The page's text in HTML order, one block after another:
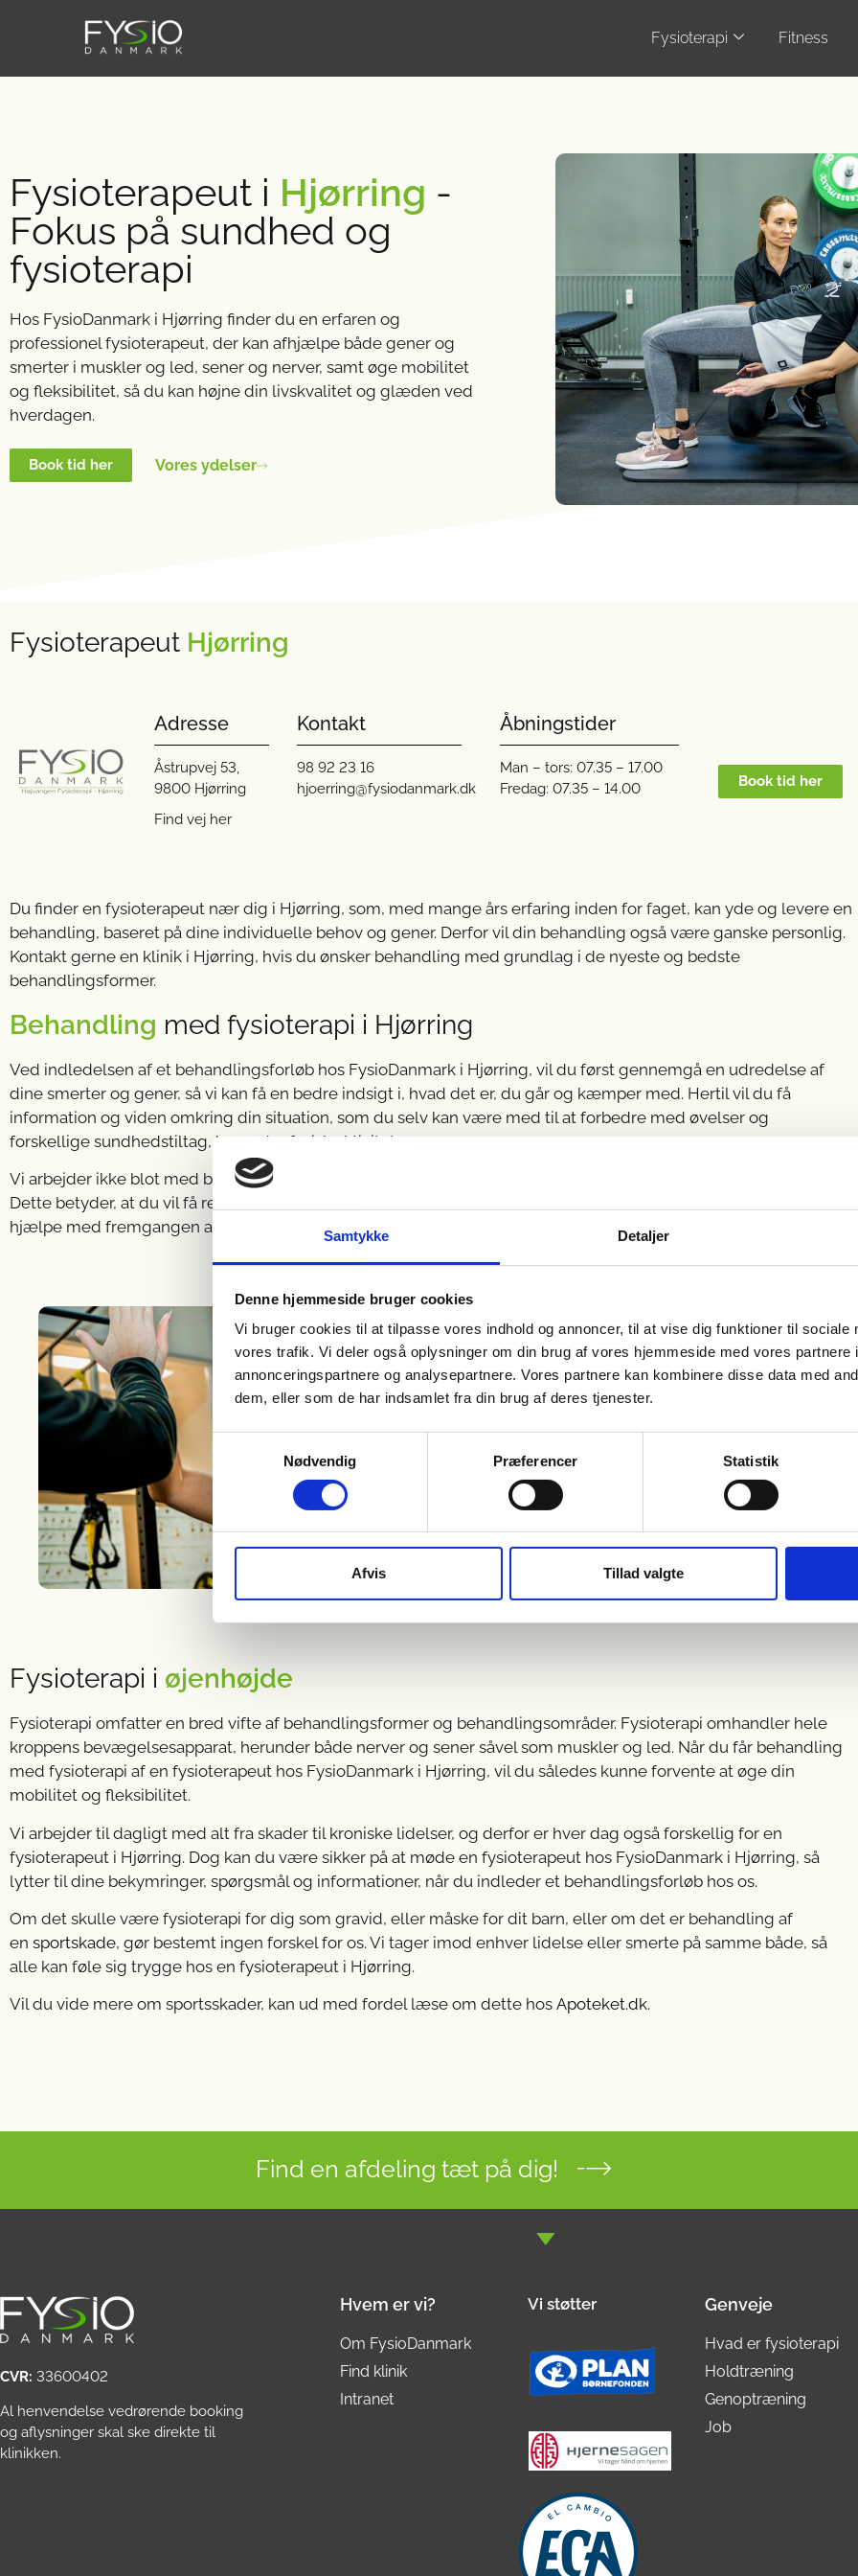
Samtykke Detaljer
Denne hjemmeside bruger cookies
Vi bruger cookies til at tilpasse vores indhold og annoncer, til at vise dig funktioner til sociale
vores trafik. Vi deler også oplysninger om din brug af vores hjemmeside med vores partnere
annonceringspartnere og analysepartnere. Vores partnere kan kombinere disse data med
dem, eller som de har indsamlet fra din brug af deres tjenester.
Nødvendig
Præferencer Statistik
Afvis Tillad valgte
Fysioterapi Fitness
Fysioterapeut i Hjørring -
Fokus på sundhed og
fysioterapi
Hos FysioDanmark i Hjørring finder du en erfaren og
professionel fysioterapeut, der kan afhjælpe både gener og
smerter i muskler og led, sener og nerver, samt øge mobilitet
og fleksibilitet, så du kan højne din livskvalitet og glæden ved
hverdagen.
Book tid her Vores ydelser
Fysioterapeut Hjørring
Adresse
Åstrupvej 53,
9800 Hjørring
Find vej her
Kontakt
98 92 23 16
hjoerring@fysiodanmark.dk
Åbningstider
Man – tors: 07.35 – 17.00
Fredag: 07.35 – 14.00
Book tid her
Du finder en fysioterapeut nær dig i Hjørring, som, med mange års erfaring inden for faget, kan yde og levere en
behandling, baseret på dine individuelle behov og gener. Derfor vil din behandling også være ganske personlig.
Kontakt gerne en klinik i Hjørring, hvis du ønsker behandling med grundlag i de nyeste og bedste
behandlingsformer.
Behandling med fysioterapi i Hjørring
Ved indledelsen af et behandlingsforløb hos FysioDanmark i Hjørring, vil du først gennemgå en udredelse af
dine smerter og gener, så vi kan få en bedre indsigt i, hvad det er, du går og kæmper med. Hertil vil du få
information og viden omkring din situation, som du selv kan være med til at forbedre med øvelser og
forskellige sundhedstiltag, herunder fysisk aktivitet.
Vi arbejder ikke blot med behandling hos en fysioterapeut, men også med personlig behandling fra din side.
Dette betyder, at du vil få redskaber og øvelser, som du kan tage med dig hjem og bruge, så du derhjemme kan
hjælpe med fremgangen af din behandling.
Et behandlingsforløb vil være100% baseretpå
netop dine behov og ønsker og ud fra de smerter
eller gener, du måtte have. Derfor er ethvert
behandlingsforløb også forskelligt hos
FysioDanmark. Vi ønsker netop at imødekomme
vores patienter bedst muligt, og det, mener vi,
gøres ved at fokusere på den enkeltes situation,
smerter og gener, samt fysiske tilstand.
Find klinik
Fysioterapi i øjenhøjde
Fysioterapi omfatter en bred vifte af behandlingsformer og behandlingsområder. Fysioterapi omhandler hele
kroppens bevægelsesapparat, herunder både nerver og sener såvel som muskler og led. Når du får behandling
med fysioterapi af en fysioterapeut hos FysioDanmark i Hjørring, vil du således kunne forvente at øge din
mobilitet og fleksibilitet.
Vi arbejder til dagligt med alt fra skader til kroniske lidelser, og derfor er hver dag også forskellig for en
fysioterapeut i Hjørring. Dog kan du være sikker på at møde en fysioterapeut hos FysioDanmark i Hjørring, så
lytter til dine bekymringer, spørgsmål og informationer, når du indleder et behandlingsforløb hos os.
Om det skulle være fysioterapi for dig som gravid, eller måske for dit barn, eller om det er behandling af
en sportskade, gør bestemt ingen forskel for os. Vi tager imod enhver lidelse eller smerte på samme både, så
alle kan føle sig trygge hos en fysioterapeut i Hjørring.
Vil du vide mere om sportsskader, kan ud med fordel læse om dette hos Apoteket.dk.
Find en afdeling tæt på dig!
CVR: 33600402
Al henvendelse vedrørende booking
og aflysninger skal ske direkte til
klinikken.
Hvem er vi?
Om FysioDanmark
Find klinik
Intranet
Vi støtter Genveje
Hvad er fysioterapi
Holdtræning
Genoptræning
Job